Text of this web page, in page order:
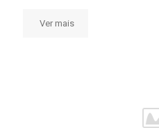
Ver mais